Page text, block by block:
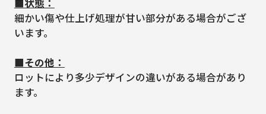
■状態：
細かい傷や仕上げ処理が甘い部分がある場合がござ
います。
■その他：
ロットにより多少デザインの違いがある場合があり
ます。